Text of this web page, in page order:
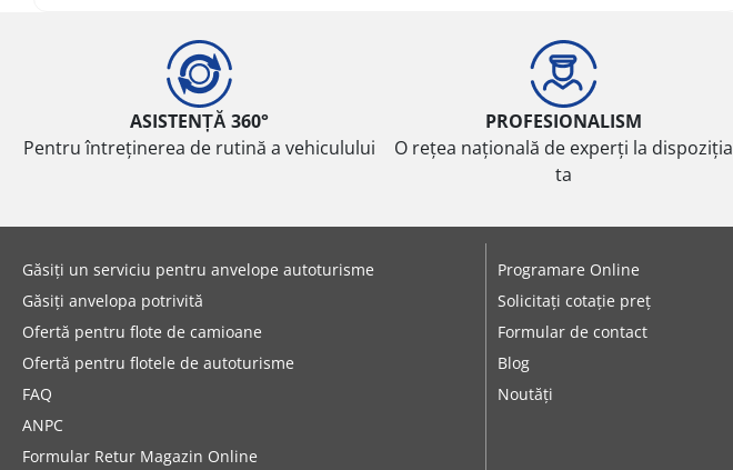
ASISTENȚĂ 360°
Pentru întreținerea de rutină a vehiculului
PROFESIONALISM
O rețea națională de experți la dispoziția
ta
Găsiți un serviciu pentru anvelope autoturisme
Găsiți anvelopa potrivită
Ofertă pentru flote de camioane
Ofertă pentru flotele de autoturisme
FAQ
ANPC
Formular Retur Magazin Online
Programare Online
Solicitați cotație preț
Formular de contact
Blog
Noutăți